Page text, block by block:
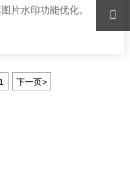
片水印功能优化。
下一页>
